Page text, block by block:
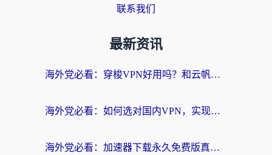
联系我们
最新资讯
海外党必看：穿梭VPN好用吗？和云帆VPN对比哪个回国效果更好？附真实测评+避坑指南
海外党必看：如何选对国内VPN，实现无缝访问国内资源？
海外党必看：加速器下载永久免费版真的存在吗？教你无缝访问国内资源的正确姿势